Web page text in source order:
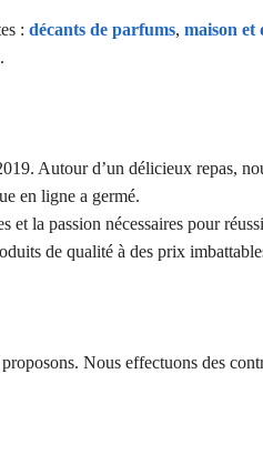
: décants de parfums, maison et
Autour d’un délicieux repas,
en ligne a germé.
et la passion nécessaires pour
de qualité à des prix
Nous effectuons des